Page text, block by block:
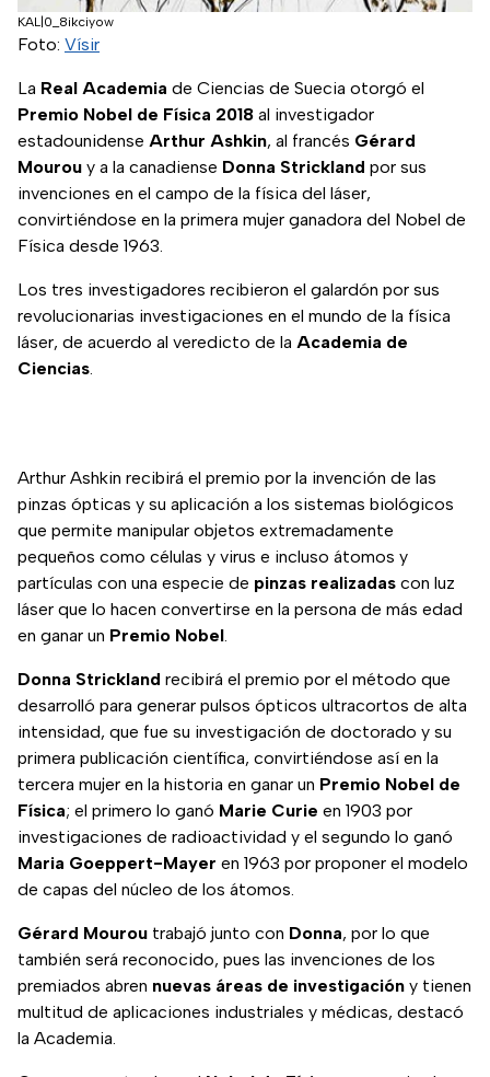
KAL|0_8ikciyow
Foto: Vísir
La Real Academia de Ciencias de Suecia otorgó el
Premio Nobel de Física 2018 al investigador
estadounidense Arthur Ashkin, al francés Gérard
Mourou y a la canadiense Donna Strickland por sus
invenciones en el campo de la física del láser,
convirtiéndose en la primera mujer ganadora del Nobel de
Física desde 1963.
Los tres investigadores recibieron el galardón por sus
revolucionarias investigaciones en el mundo de la física
láser, de acuerdo al veredicto de la Academia de
Ciencias.
Arthur Ashkin recibirá el premio por la invención de las
pinzas ópticas y su aplicación a los sistemas biológicos
que permite manipular objetos extremadamente
pequeños como células y virus e incluso átomos y
partículas con una especie de pinzas realizadas con luz
láser que lo hacen convertirse en la persona de más edad
en ganar un Premio Nobel.
Donna Strickland recibirá el premio por el método que
desarrolló para generar pulsos ópticos ultracortos de alta
intensidad, que fue su investigación de doctorado y su
primera publicación científica, convirtiéndose así en la
tercera mujer en la historia en ganar un Premio Nobel de
Física; el primero lo ganó Marie Curie en 1903 por
investigaciones de radioactividad y el segundo lo ganó
Maria Goeppert-Mayer en 1963 por proponer el modelo
de capas del núcleo de los átomos.
Gérard Mourou trabajó junto con Donna, por lo que
también será reconocido, pues las invenciones de los
premiados abren nuevas áreas de investigación y tienen
multitud de aplicaciones industriales y médicas, destacó
la Academia.